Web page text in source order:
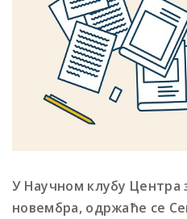
У Научном клубу Центра
новембра, одржаће се